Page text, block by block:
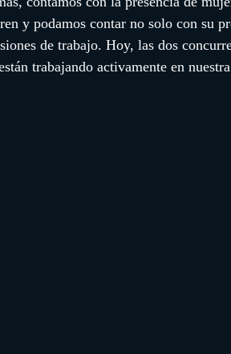
y podamos contar no solo con su
de trabajo. Hoy, las dos
trabajando activamente en